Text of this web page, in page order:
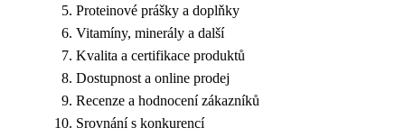
Proteinové prášky a doplňky
Vitamíny, minerály a další
Kvalita a certifikace produktů
Dostupnost a online prodej
Recenze a hodnocení zákazníků
Srovnání s konkurencí